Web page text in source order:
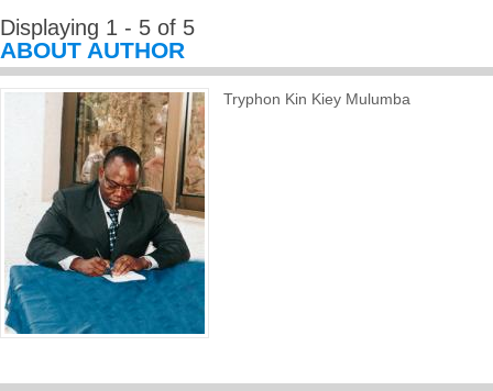
Displaying 1 - 5 of 5
ABOUT AUTHOR
Tryphon Kin Kiey Mulumba